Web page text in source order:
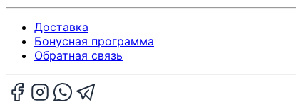
Доставка
Бонусная программа
Обратная связь